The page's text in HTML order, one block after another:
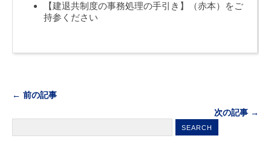
【建退共制度の事務処理の手引き】（赤本）をご
持参ください
← 前の記事
次の記事 →